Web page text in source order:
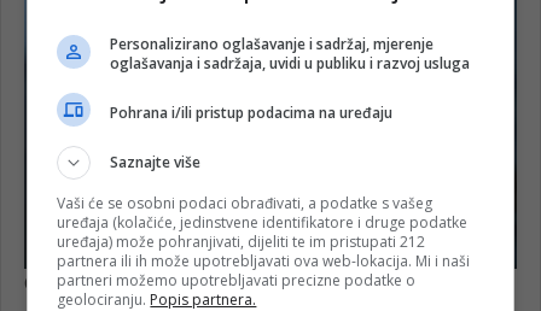
Personalizirano oglašavanje i sadržaj, mjerenje
oglašavanja i sadržaja, uvidi u publiku i razvoj usluga
Pohrana i/ili pristup podacima na uređaju
Saznajte više
Vaši će se osobni podaci obrađivati, a podatke s vašeg
uređaja (kolačiće, jedinstvene identifikatore i druge podatke
uređaja) može pohranjivati, dijeliti te im pristupati 212
partnera ili ih može upotrebljavati ova web-lokacija. Mi i naši
partneri možemo upotrebljavati precizne podatke o
geolociranju. Popis partnera.